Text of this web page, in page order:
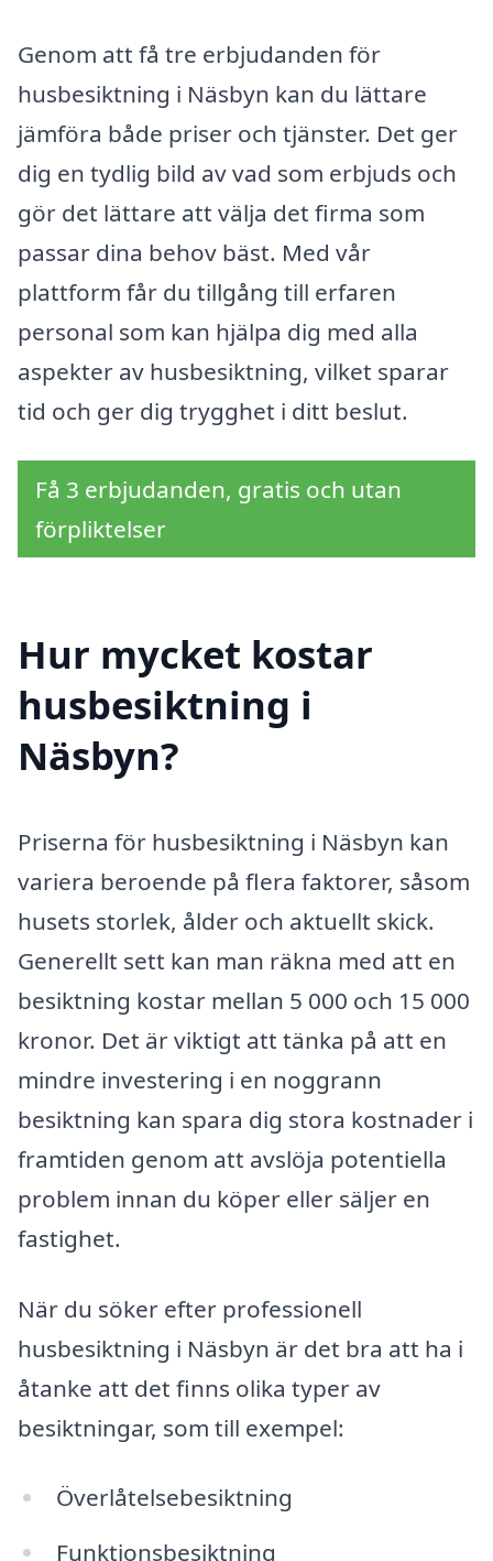
Genom att få tre erbjudanden för
husbesiktning i Näsbyn kan du lättare
jämföra både priser och tjänster. Det ger
dig en tydlig bild av vad som erbjuds och
gör det lättare att välja det firma som
passar dina behov bäst. Med vår
plattform får du tillgång till erfaren
personal som kan hjälpa dig med alla
aspekter av husbesiktning, vilket sparar
tid och ger dig trygghet i ditt beslut.
Få 3 erbjudanden, gratis och utan
förpliktelser
Hur mycket kostar
husbesiktning i
Näsbyn?
Priserna för husbesiktning i Näsbyn kan
variera beroende på flera faktorer, såsom
husets storlek, ålder och aktuellt skick.
Generellt sett kan man räkna med att en
besiktning kostar mellan 5 000 och 15 000
kronor. Det är viktigt att tänka på att en
mindre investering i en noggrann
besiktning kan spara dig stora kostnader i
framtiden genom att avslöja potentiella
problem innan du köper eller säljer en
fastighet.
När du söker efter professionell
husbesiktning i Näsbyn är det bra att ha i
åtanke att det finns olika typer av
besiktningar, som till exempel:
Överlåtelsebesiktning
Funktionsbesiktning